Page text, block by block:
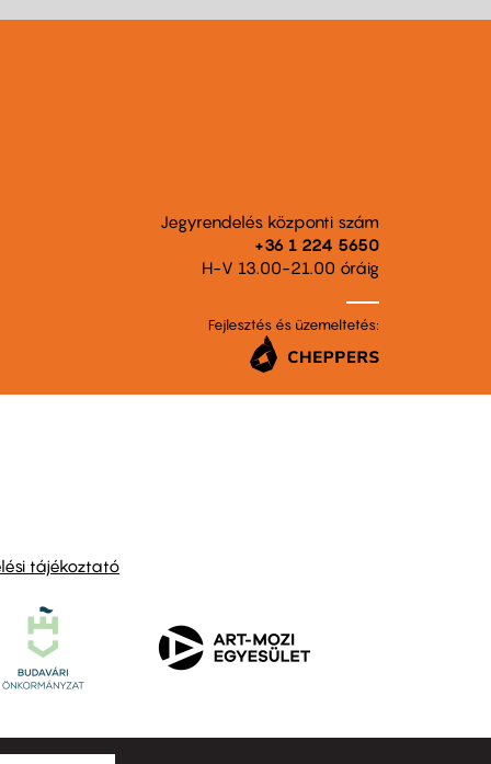
Jegyrendelés központi szám
+36 1 224 5650
H-V 13.00-21.00 óráig
Fejlesztés és üzemeltetés:
tájékoztató